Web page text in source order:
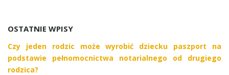
OSTATNIE WPISY
Czy jeden rodzic może wyrobić dziecku paszport na
podstawie pełnomocnictwa notarialnego od drugiego
rodzica?